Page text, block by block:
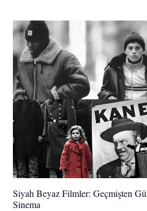
Siyah Beyaz Filmler: Geçmişten
Sinema